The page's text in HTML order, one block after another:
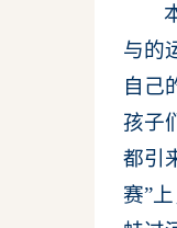
与的
自己
孩子
都引
赛”